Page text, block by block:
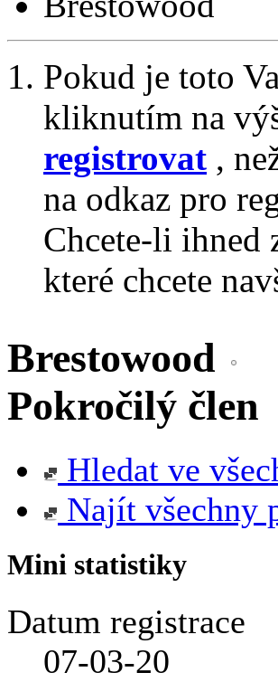
Pokud je toto
kliknutím na
registrovat ,
na odkaz pro
Chcete-li ihned
které chcete
Brestowood
Pokročilý člen
Hledat ve
Najít všechny
Mini statistiky
Datum registrace
07-03-20